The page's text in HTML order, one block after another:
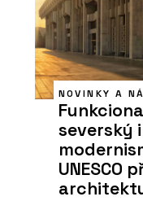
NOVINKY A
severský
UNESCO